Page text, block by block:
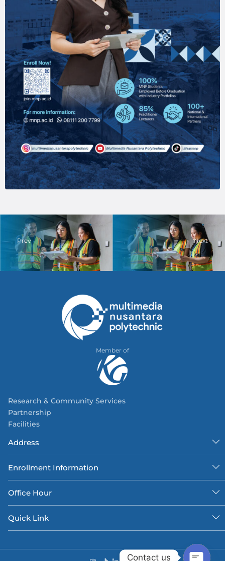
Prev Next
Member of
Research & Community Services
Partnership
Facilities
Address
Enrollment Information
Office Hour
Quick Link
Contact us